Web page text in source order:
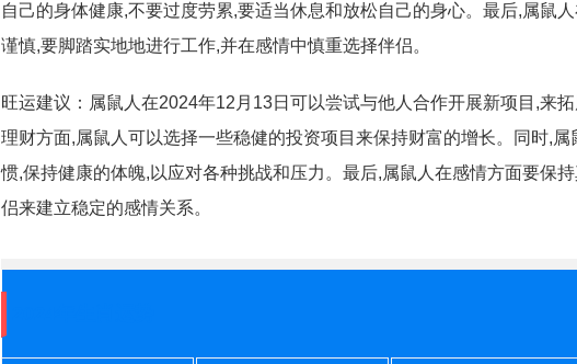
自己的身体健康,不要过度劳累,要适当休息和放松自己的身心。最后,属鼠
谨慎,要脚踏实地地进行工作,并在感情中慎重选择伴侣。
旺运建议：属鼠人在2024年12月13日可以尝试与他人合作开展新项目,来
理财方面,属鼠人可以选择一些稳健的投资项目来保持财富的增长。同时,
惯,保持健康的体魄,以应对各种挑战和压力。最后,属鼠人在感情方面要保
侣来建立稳定的感情关系。